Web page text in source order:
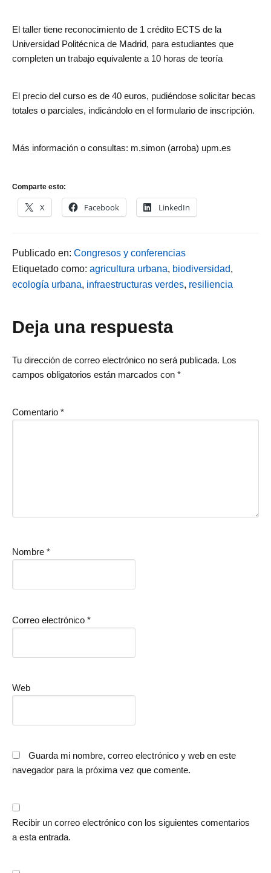
El taller tiene reconocimiento de 1 crédito ECTS de la
Universidad Politécnica de Madrid, para estudiantes que
completen un trabajo equivalente a 10 horas de teoría
El precio del curso es de 40 euros, pudiéndose solicitar becas
totales o parciales, indicándolo en el formulario de inscripción.
Más información o consultas: m.simon (arroba) upm.es
Comparte esto:
X Facebook LinkedIn
Publicado en: Congresos y conferencias
Etiquetado como: agricultura urbana, biodiversidad,
ecología urbana, infraestructuras verdes, resiliencia
Interacciones
con
los
lectores
Deja una respuesta
Tu dirección de correo electrónico no será publicada. Los
campos obligatorios están marcados con *
Comentario *
Nombre *
Correo electrónico *
Web
Guarda mi nombre, correo electrónico y web en este
navegador para la próxima vez que comente.
Recibir un correo electrónico con los siguientes comentarios
a esta entrada.